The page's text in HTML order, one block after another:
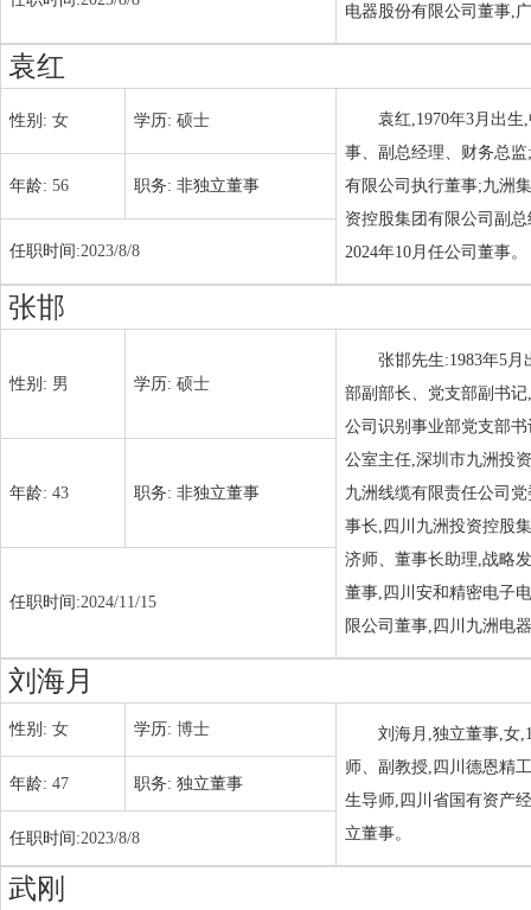
电器股份有限公司董事,
袁红
性别: 女 学历: 硕士
袁红,1970年3月出
事、副总经理、财务总
有限公司执行董事;九洲
资控股集团有限公司副
2024年10月任公司董事。
年龄: 56 职务: 非独立董事
任职时间:2023/8/8
张邯
性别: 男 学历: 硕士
张邯先生:1983年5
部副部长、党支部副书
公司识别事业部党支部
公室主任,深圳市九洲投
九洲线缆有限责任公司
事长,四川九洲投资控股
济师、董事长助理,战略
董事,四川安和精密电子
限公司董事,四川九洲电
年龄: 43 职务: 非独立董事
任职时间:2024/11/15
刘海月
性别: 女 学历: 博士
刘海月,独立董事,女
师、副教授,四川德恩精
生导师,四川省国有资产
立董事。
年龄: 47 职务: 独立董事
任职时间:2023/8/8
武刚